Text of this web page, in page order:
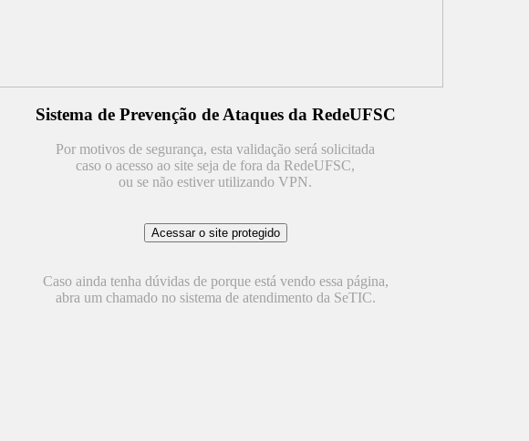
Sistema de Prevenção de Ataques da RedeUFSC
Por motivos de segurança, esta validação será solicitada
caso o acesso ao site seja de fora da RedeUFSC,
ou se não estiver utilizando VPN.
Caso ainda tenha dúvidas de porque está vendo essa página,
abra um chamado no sistema de atendimento da SeTIC.